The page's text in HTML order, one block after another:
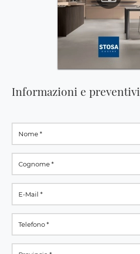
Informazioni e preventivi